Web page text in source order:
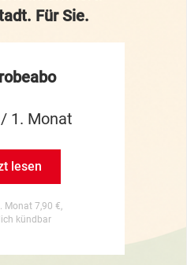
Für Sie.
1. Monat
lesen
Monat 7,90 €,
kündbar